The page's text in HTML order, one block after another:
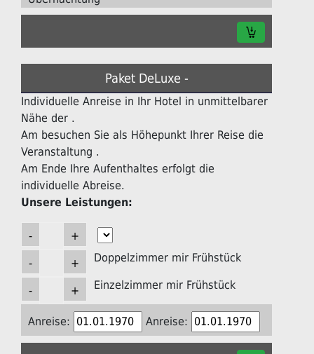
Paket DeLuxe -
Individuelle Anreise in Ihr Hotel in unmittelbarer
Nähe der .
Am besuchen Sie als Höhepunkt Ihrer Reise die
Veranstaltung .
Am Ende Ihre Aufenthaltes erfolgt die
individuelle Abreise.
Unsere Leistungen:
Doppelzimmer mir Frühstück
Einzelzimmer mir Frühstück
Anreise: Anreise: